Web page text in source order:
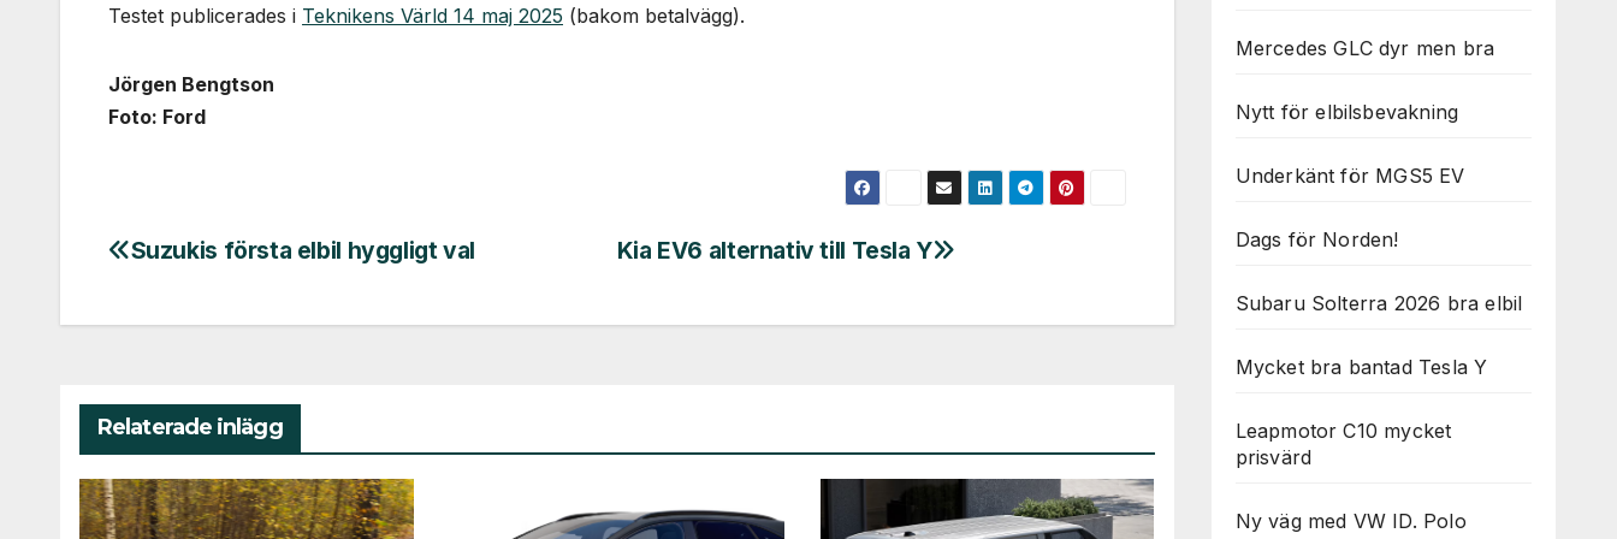
Testet publicerades i Teknikens Värld 14 maj 2025 (bakom betalvägg).
Jörgen Bengtson
Foto: Ford
Inläggsnavigering Kia EV6 alternativ till Tesla Y
Suzukis första elbil hyggligt val
Relaterade inlägg
Mercedes GLC dyr men bra
Nytt för elbilsbevakning
Underkänt för MGS5 EV
Dags för Norden!
Subaru Solterra 2026 bra elbil
Mycket bra bantad Tesla Y
Leapmotor C10 mycket
prisvärd
Ny väg med VW ID. Polo